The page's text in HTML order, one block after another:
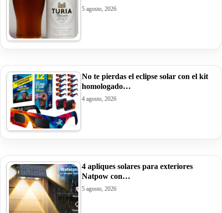
5 agosto, 2026
No te pierdas el eclipse solar con el kit
homologado…
4 agosto, 2026
4 apliques solares para exteriores
Natpow con…
5 agosto, 2026